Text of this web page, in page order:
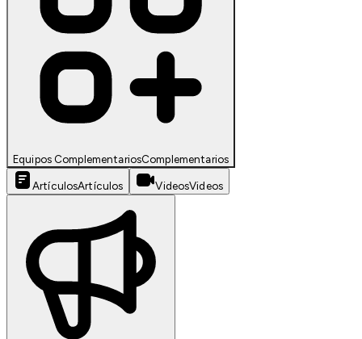
Equipos ComplementariosComplementarios
ArtículosArtículos VideosVideos